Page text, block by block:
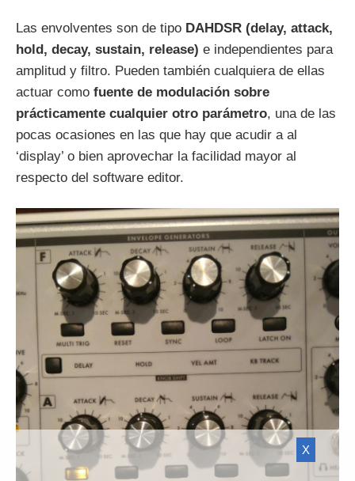
Las envolventes son de tipo DAHDSR (delay, attack,
hold, decay, sustain, release) e independientes para
amplitud y filtro. Pueden también cualquiera de ellas
actuar como fuente de modulación sobre
prácticamente cualquier otro parámetro, una de las
pocas ocasiones en las que hay que acudir a al
‘display’ o bien aprovechar la facilidad mayor al
respecto del software editor.
X